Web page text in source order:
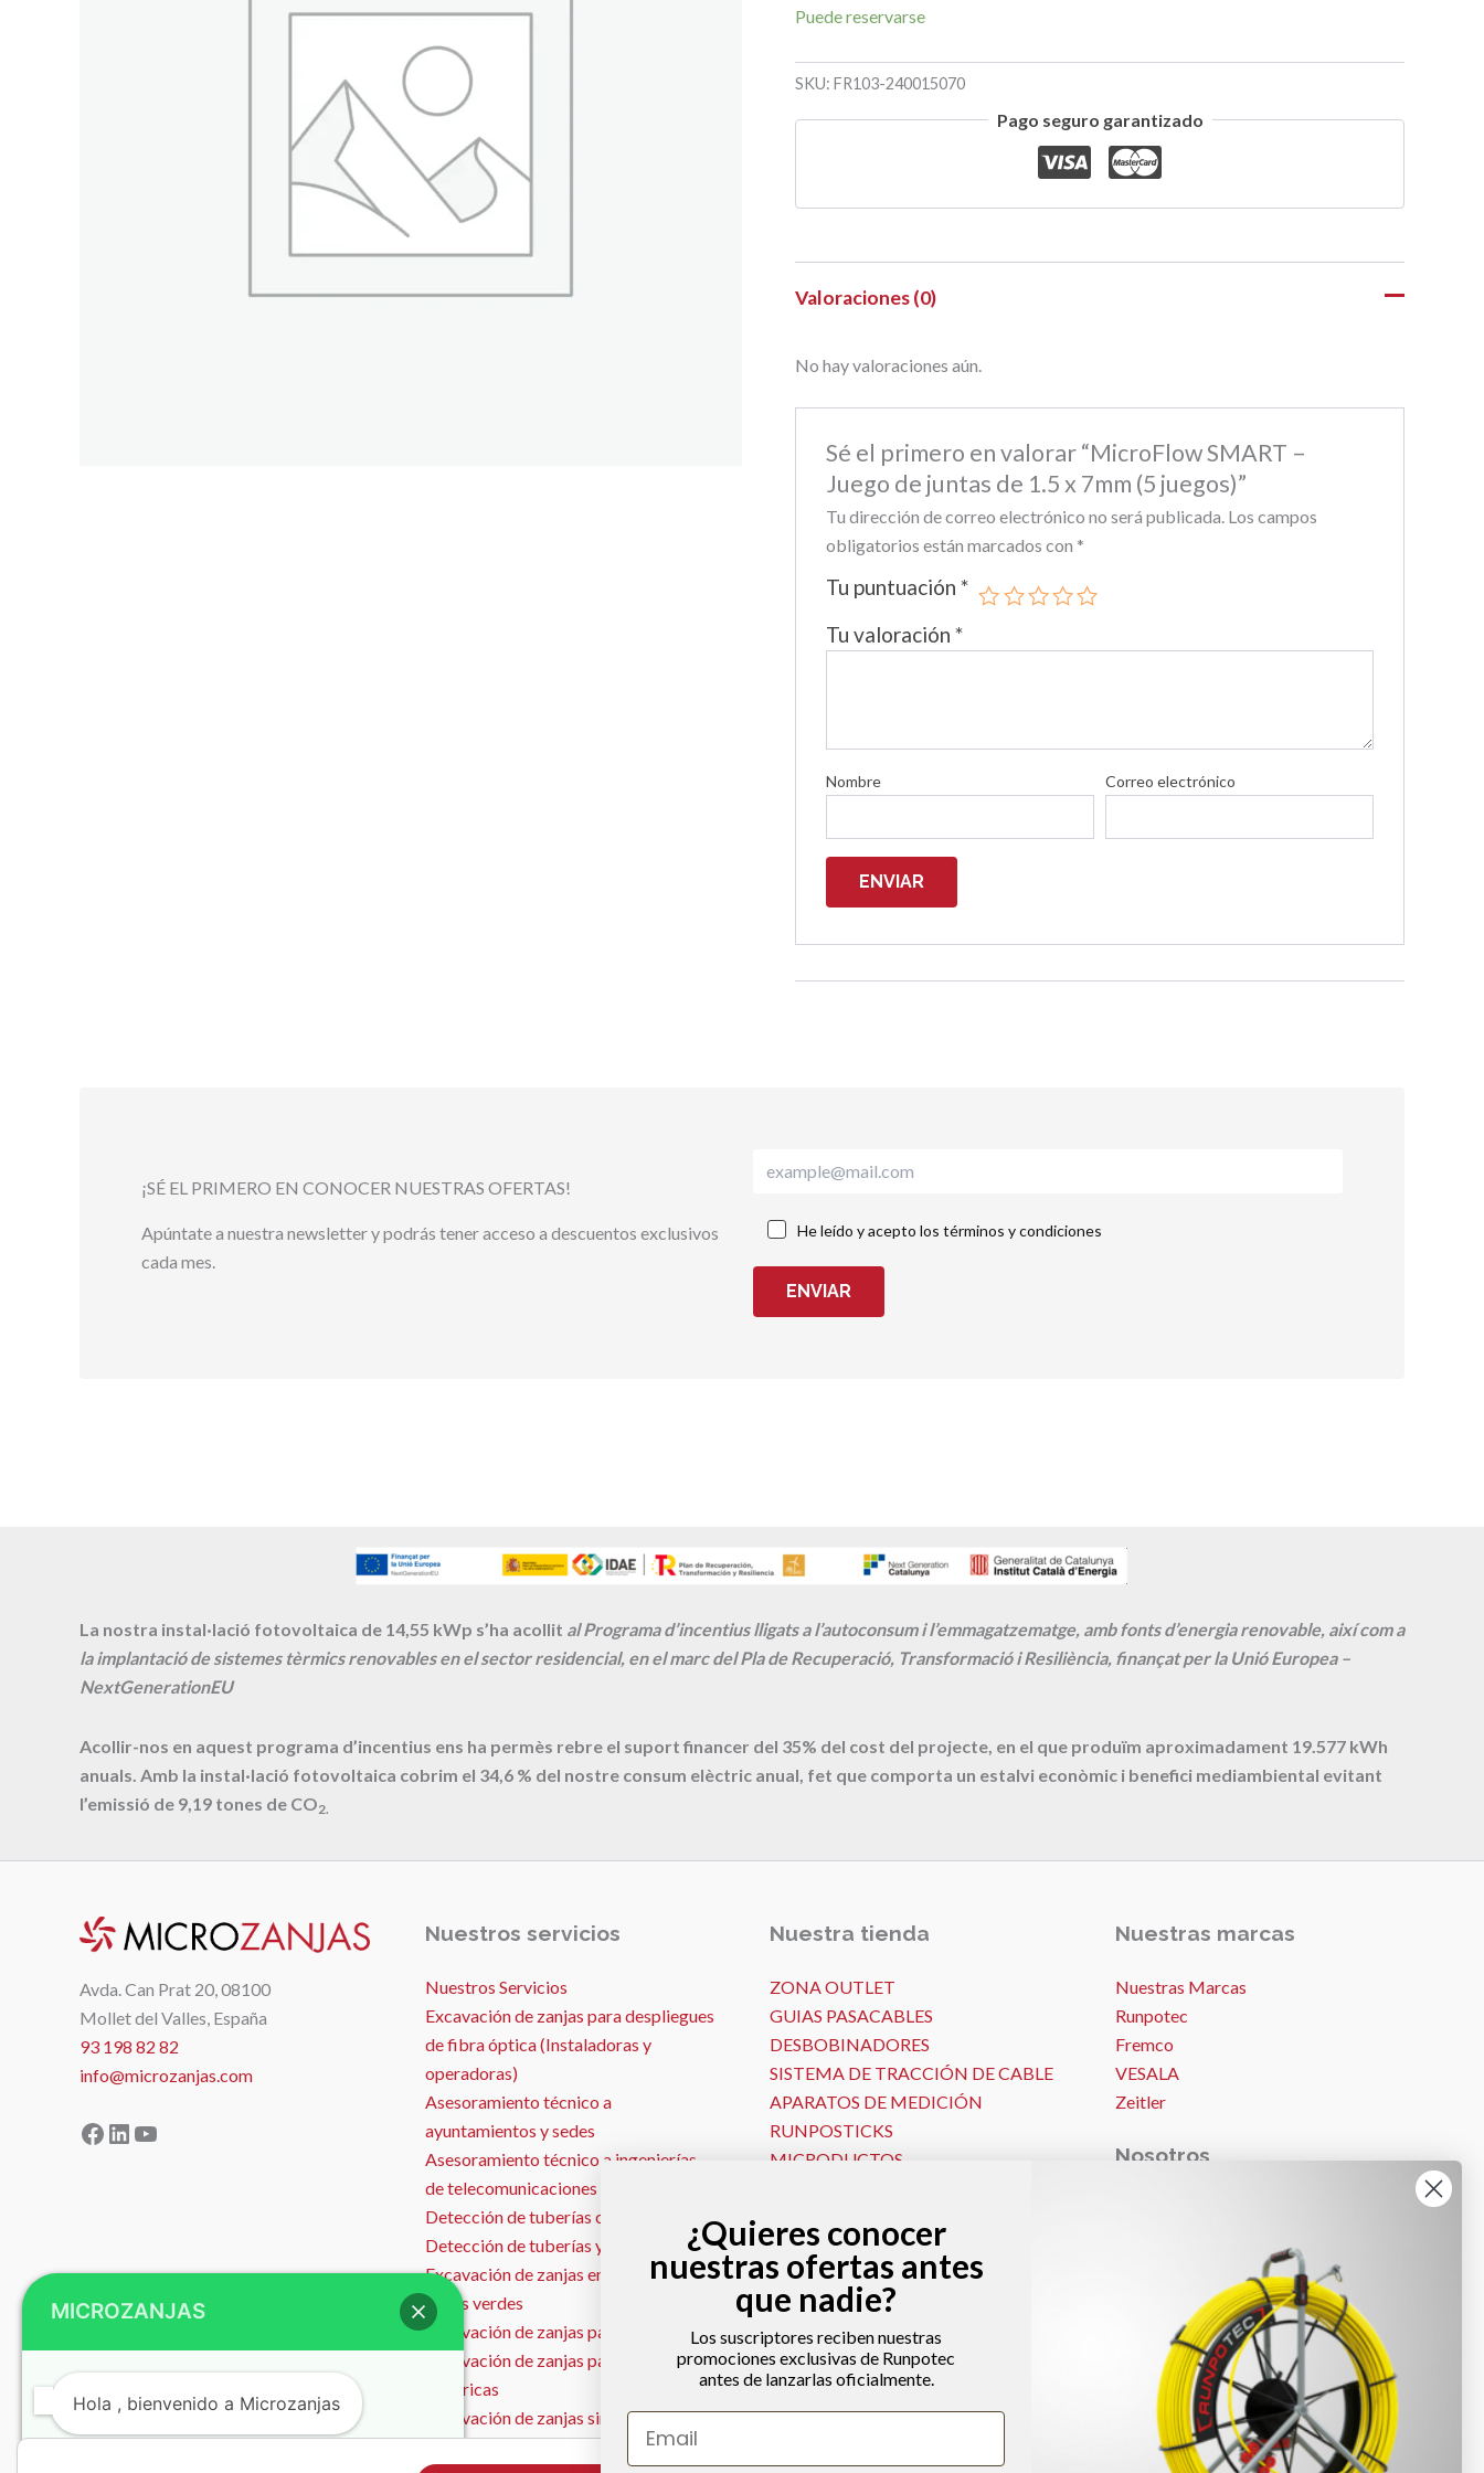
Puede reservarse
SKU: FR103-240015070
Pago seguro garantizado
Valoraciones (0)
No hay valoraciones aún.
Sé el primero en valorar “MicroFlow SMART –
Juego de juntas de 1.5 x 7mm (5 juegos)”
Tu dirección de correo electrónico no será publicada. Los campos
obligatorios están marcados con *
Tu puntuación *
Tu valoración *
Nombre Correo electrónico
¡SÉ EL PRIMERO EN CONOCER NUESTRAS OFERTAS!
Apúntate a nuestra newsletter y podrás tener acceso a descuentos exclusivos
cada mes.
He leído y acepto los términos y condiciones
ENVIAR
La nostra instal·lació fotovoltaica de 14,55 kWp s’ha acollit al Programa d’incentius lligats a l’autoconsum i l’emmagatzematge, amb fonts d’energia renovable, així com a
la implantació de sistemes tèrmics renovables en el sector residencial, en el marc del Pla de Recuperació, Transformació i Resiliència, finançat per la Unió Europea –
NextGenerationEU
Acollir-nos en aquest programa d’incentius ens ha permès rebre el suport financer del 35% del cost del projecte, en el que produïm aproximadament 19.577 kWh
anuals. Amb la instal·lació fotovoltaica cobrim el 34,6 % del nostre consum elèctric anual, fet que comporta un estalvi econòmic i benefici mediambiental evitant
l’emissió de 9,19 tones de CO2.
Avda. Can Prat 20, 08100
Mollet del Valles, España
93 198 82 82
info@microzanjas.com
Facebook
LinkedIn
YouTube
Nuestros servicios
Nuestros Servicios
Excavación de zanjas para despliegues
de fibra óptica (Instaladoras y
operadoras)
Asesoramiento técnico a
ayuntamientos y sedes
Asesoramiento técnico a ingenierías
de telecomunicaciones
Detección de tuberías con Georadar
Detección de tuberías y conductos
Excavación de zanjas en jardines y
zonas verdes
Excavación de zanjas para gas natural
Excavación de zanjas para redes
eléctricas
Excavación de zanjas sin escombros –
Microzanja con aspirado
Nuestra tienda
ZONA OUTLET
GUIAS PASACABLES
DESBOBINADORES
SISTEMA DE TRACCIÓN DE CABLE
APARATOS DE MEDICIÓN
RUNPOSTICKS
MICRODUCTOS
MALLA TEXTIL
MÁQUINAS DE SOPLADO
SEÑALIZACIÓN VIAL
Nuestras marcas
Nuestras Marcas
Runpotec
Fremco
VESALA
Zeitler
Nosotros
Ayuda – Preguntas Frecuentes (FAQ)
MICROZANJAS
Hola , bienvenido a Microzanjas
¿Quieres conocer
nuestras ofertas antes
que nadie?
Los suscriptores reciben nuestras
promociones exclusivas de Runpotec
antes de lanzarlas oficialmente.
Email